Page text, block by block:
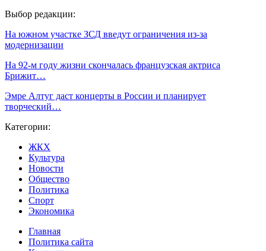
Выбор редакции:
На южном участке ЗСД введут ограничения из-за
модернизации
На 92-м году жизни скончалась французская актриса
Брижит…
Эмре Алтуг даст концерты в России и планирует
творческий…
Категории:
ЖКХ
Культура
Новости
Общество
Политика
Спорт
Экономика
Главная
Политика сайта